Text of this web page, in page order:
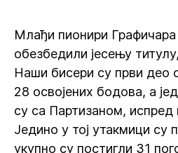
Млађи пионири Графичара
обезбедили јесењу
Наши бисери су први део
28 освојених бодова, а
су са Партизаном, испред
Једино у тој утакмици су
укупно су постигли 31